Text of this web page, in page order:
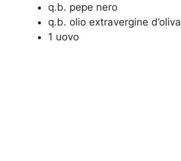
q.b. pepe nero
q.b. olio extravergine d’oliva
1 uovo